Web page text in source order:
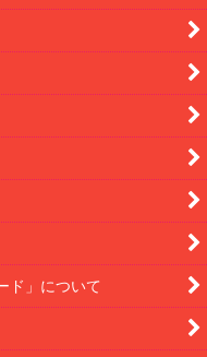
ド」について